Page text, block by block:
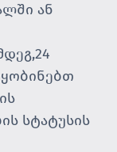
ან
სტატუსის